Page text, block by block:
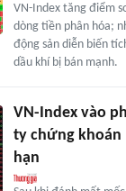
VN-Index tăng điểm
dòng tiền phân hóa;
động sản diễn biến
dầu khí bị bán mạnh.
VN-Index vào
ty chứng khoán
hạn